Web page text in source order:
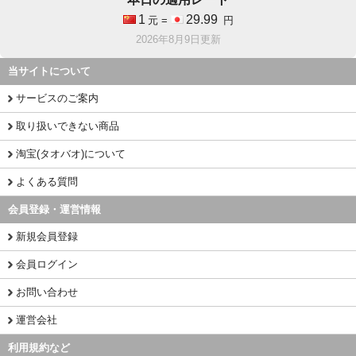
1 元 = 29.99
円
2026年8月9日更新
当サイトについて
サービスのご案内
取り扱いできない商品
淘宝(タオバオ)について
よくある質問
会員登録・運営情報
新規会員登録
会員ログイン
お問い合わせ
運営会社
利用規約など